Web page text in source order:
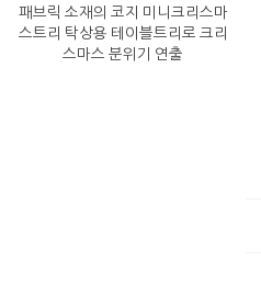
패브릭 소재의 코지 미니크리스마
스트리 탁상용 테이블트리로 크리
스마스 분위기 연출